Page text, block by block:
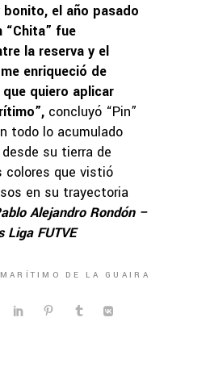
el año pasado
“Chita” fue
la reserva y el
enriqueció de
quiero aplicar
concluyó “Pin”
todo lo acumulado
su tierra de
colores que vistió
en su trayectoria
Alejandro Rondón –
Liga FUTVE
MARÍTIMO DE LA GUAIRA